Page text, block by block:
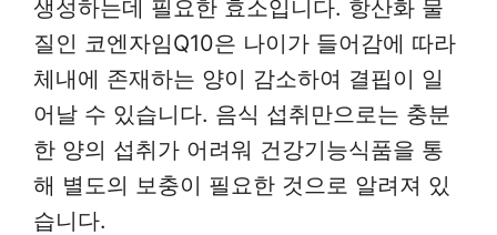
생성하는데 필요한 효소입니다. 항산화 물
질인 코엔자임Q10은 나이가 들어감에 따라
체내에 존재하는 양이 감소하여 결핍이 일
어날 수 있습니다. 음식 섭취만으로는 충분
한 양의 섭취가 어려워 건강기능식품을 통
해 별도의 보충이 필요한 것으로 알려져 있
습니다.